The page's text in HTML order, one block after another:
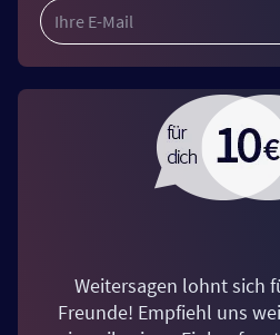
Weitersagen lohnt sich
Freunde! Empfiehl uns